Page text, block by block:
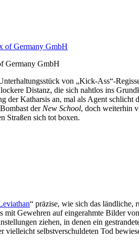
Germany GmbH
von „Kick-Ass“-
Distanz, die sich nahtlos ins
Katharsis an, mal als Agent
der New School, doch weiterhin
Straßen sich tot boxen.
“ präzise, wie sich das ländliche,
Gewehren auf eingerahmte Bilder
ziehen, in denen ein
vielleicht selbstverschuldeten Tod